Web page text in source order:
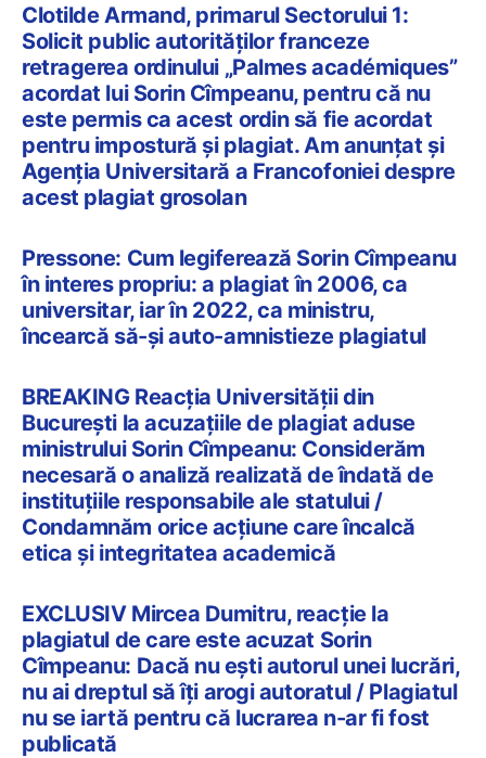
Clotilde Armand, primarul Sectorului 1:
Solicit public autorităților franceze
retragerea ordinului „Palmes académiques”
acordat lui Sorin Cîmpeanu, pentru că nu
este permis ca acest ordin să fie acordat
pentru impostură și plagiat. Am anunțat și
Agenţia Universitară a Francofoniei despre
acest plagiat grosolan
Pressone: Cum legiferează Sorin Cîmpeanu
în interes propriu: a plagiat în 2006, ca
universitar, iar în 2022, ca ministru,
încearcă să-și auto-amnistieze plagiatul
BREAKING Reacția Universității din
București la acuzațiile de plagiat aduse
ministrului Sorin Cîmpeanu: Considerăm
necesară o analiză realizată de îndată de
instituțiile responsabile ale statului /
Condamnăm orice acțiune care încalcă
etica și integritatea academică
EXCLUSIV Mircea Dumitru, reacție la
plagiatul de care este acuzat Sorin
Cîmpeanu: Dacă nu ești autorul unei lucrări,
nu ai dreptul să îți arogi autoratul / Plagiatul
nu se iartă pentru că lucrarea n-ar fi fost
publicată